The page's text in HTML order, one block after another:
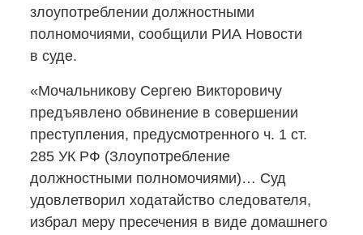
злоупотреблении должностными
полномочиями, сообщили РИА Новости
в суде.
«Мочальникову Сергею Викторовичу
предъявлено обвинение в совершении
преступления, предусмотренного ч. 1 ст.
285 УК РФ (Злоупотребление
должностными полномочиями)… Суд
удовлетворил ходатайство следователя,
избрал меру пресечения в виде домашнего